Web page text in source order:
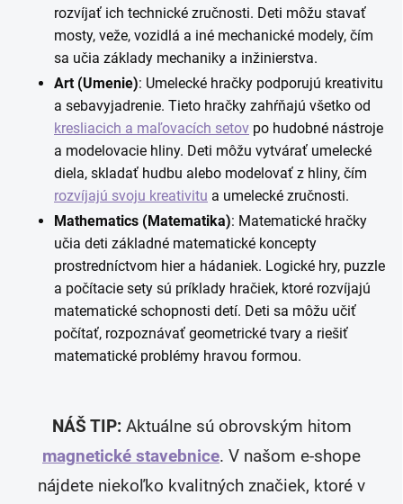
rozvíjať ich technické zručnosti. Deti môžu stavať
mosty, veže, vozidlá a iné mechanické modely, čím
sa učia základy mechaniky a inžinierstva.
Art (Umenie): Umelecké hračky podporujú kreativitu
a sebavyjadrenie. Tieto hračky zahŕňajú všetko od
kresliacich a maľovacích setov po hudobné nástroje
a modelovacie hliny. Deti môžu vytvárať umelecké
diela, skladať hudbu alebo modelovať z hliny, čím
rozvíjajú svoju kreativitu a umelecké zručnosti.
Mathematics (Matematika): Matematické hračky
učia deti základné matematické koncepty
prostredníctvom hier a hádaniek. Logické hry, puzzle
a počítacie sety sú príklady hračiek, ktoré rozvíjajú
matematické schopnosti detí. Deti sa môžu učiť
počítať, rozpoznávať geometrické tvary a riešiť
matematické problémy hravou formou.
NÁŠ TIP:Aktuálne sú obrovským hitom
magnetické stavebnice. V našom e-shope
nájdete niekoľko kvalitných značiek, ktoré v